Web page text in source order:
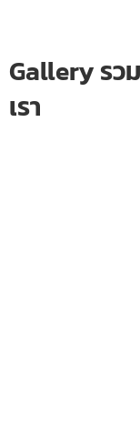
Gallery ร
เรา